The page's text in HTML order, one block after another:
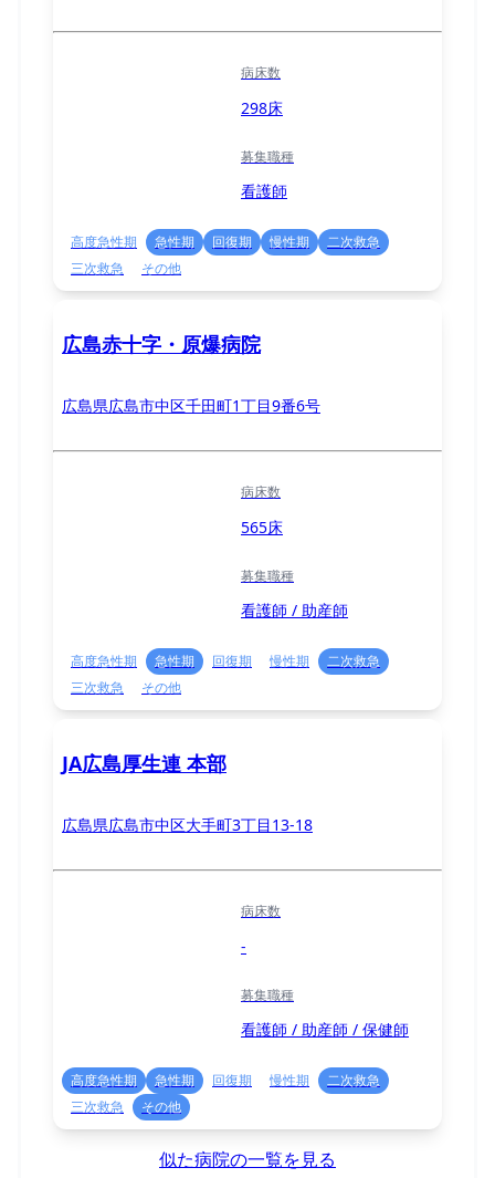
病床数
298床
募集職種
看護師
高度急性期 急性期 回復期 慢性期
二次救急
三次救急
その他
広島赤十字・原爆病院
広島県広島市中区千田町1丁目9番6号
病床数
565床
募集職種
看護師 / 助産師
高度急性期 急性期 回復期 慢性期
二次救急
三次救急
その他
JA広島厚生連 本部
広島県広島市中区大手町3丁目13-18
病床数
-
募集職種
看護師 / 助産師 / 保健師
高度急性期 急性期 回復期 慢性期
二次救急
三次救急
その他
似た病院の一覧を見る